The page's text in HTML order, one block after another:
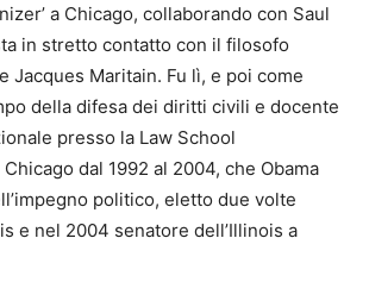
a Chicago, collaborando con Saul
in stretto contatto con il filosofo
Jacques Maritain. Fu lì, e poi come
della difesa dei diritti civili e docente
presso la Law School
dal 1992 al 2004, che Obama
politico, eletto due volte
e nel 2004 senatore dell’Illinois a